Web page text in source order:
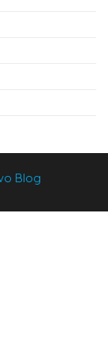
Blog